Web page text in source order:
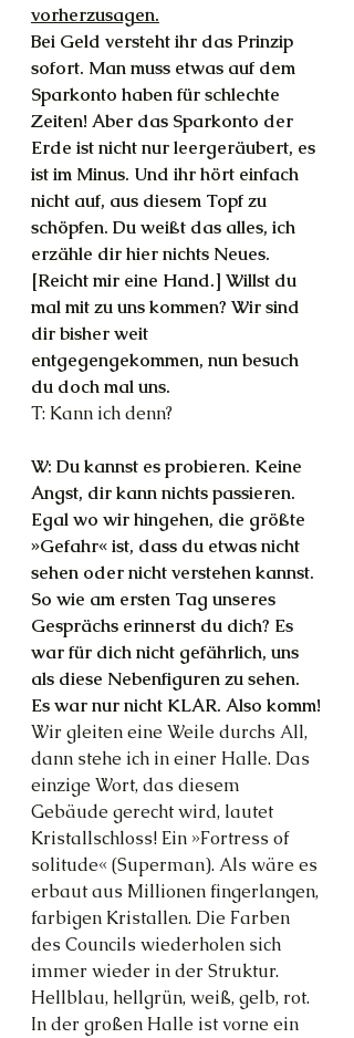
vorherzusagen.
Bei Geld versteht ihr das Prinzip
sofort. Man muss etwas auf dem
Sparkonto haben für schlechte
Zeiten! Aber das Sparkonto der
Erde ist nicht nur leergeräubert, es
ist im Minus. Und ihr hört einfach
nicht auf, aus diesem Topf zu
schöpfen. Du weißt das alles, ich
erzähle dir hier nichts Neues.
[Reicht mir eine Hand.] Willst du
mal mit zu uns kommen? Wir sind
dir bisher weit
entgegengekommen, nun besuch
du doch mal uns.
T: Kann ich denn?
W: Du kannst es probieren. Keine
Angst, dir kann nichts passieren.
Egal wo wir hingehen, die größte
»Gefahr« ist, dass du etwas nicht
sehen oder nicht verstehen kannst.
So wie am ersten Tag unseres
Gesprächs erinnerst du dich? Es
war für dich nicht gefährlich, uns
als diese Nebenfiguren zu sehen.
Es war nur nicht KLAR. Also komm!
Wir gleiten eine Weile durchs All,
dann stehe ich in einer Halle. Das
einzige Wort, das diesem
Gebäude gerecht wird, lautet
Kristallschloss! Ein »Fortress of
solitude« (Superman). Als wäre es
erbaut aus Millionen fingerlangen,
farbigen Kristallen. Die Farben
des Councils wiederholen sich
immer wieder in der Struktur.
Hellblau, hellgrün, weiß, gelb, rot.
In der großen Halle ist vorne ein